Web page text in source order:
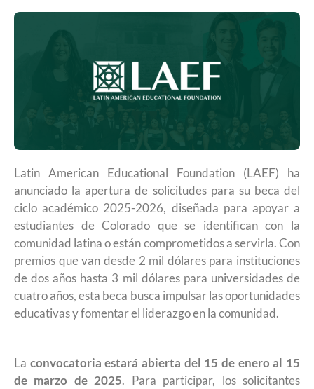
Latin American Educational Foundation (LAEF) ha
anunciado la apertura de solicitudes para su beca del
ciclo académico 2025-2026, diseñada para apoyar a
estudiantes de Colorado que se identifican con la
comunidad latina o están comprometidos a servirla. Con
premios que van desde 2 mil dólares para instituciones
de dos años hasta 3 mil dólares para universidades de
cuatro años, esta beca busca impulsar las oportunidades
educativas y fomentar el liderazgo en la comunidad.
La convocatoria estará abierta del 15 de enero al 15
de marzo de 2025. Para participar, los solicitantes